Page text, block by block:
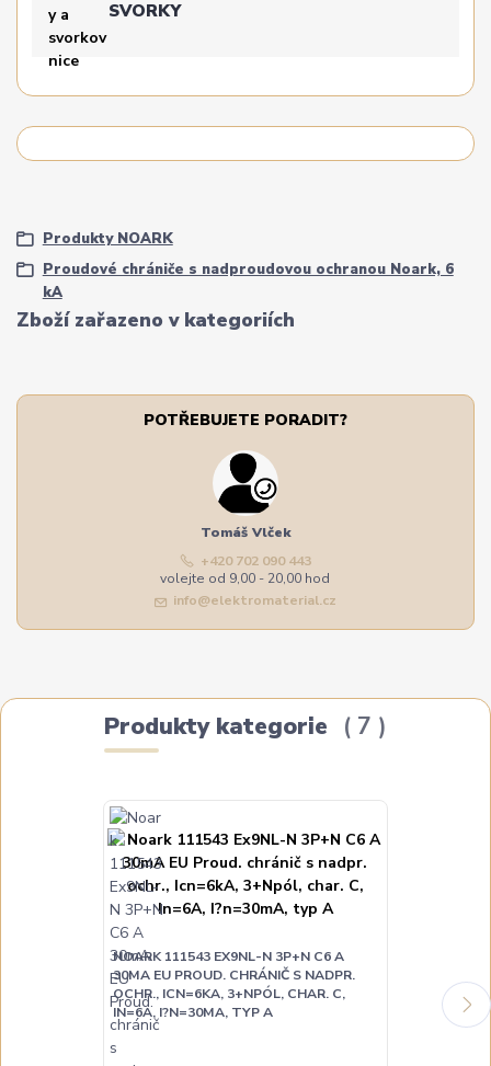
SVORKY
Zboží zařazeno v kategoriích
Produkty NOARK
Proudové chrániče s nadproudovou ochranou Noark, 6
kA
POTŘEBUJETE PORADIT?
Tomáš Vlček
+420 702 090 443
volejte od 9,00 - 20,00 hod
info@elektromaterial.cz
Produkty kategorie 7
NOARK 111543 EX9NL-N 3P+N C6 A
30MA EU PROUD. CHRÁNIČ S NADPR.
OCHR., ICN=6KA, 3+NPÓL, CHAR. C,
IN=6A, I?N=30MA, TYP A
OCHR.,
IN=10A,